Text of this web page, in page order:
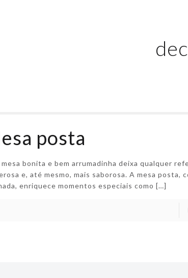
posta
mesa bonita e bem arrumadinha deixa qualquer
e, até mesmo, mais saborosa. A mesa posta,
enriquece momentos especiais como […]